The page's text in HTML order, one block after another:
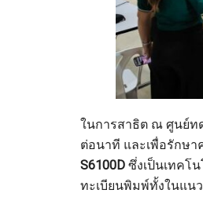
ในการสาธิต ณ ศูนย์ท
ต่อนาที และเพื่อรักษา
S6100D ซึ่งเป็นเทคโ
ทะเบียนพิมพ์ทั้งในแน